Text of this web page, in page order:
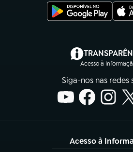
Acesso à
(abre
Siga-nos nas redes
Acesso à